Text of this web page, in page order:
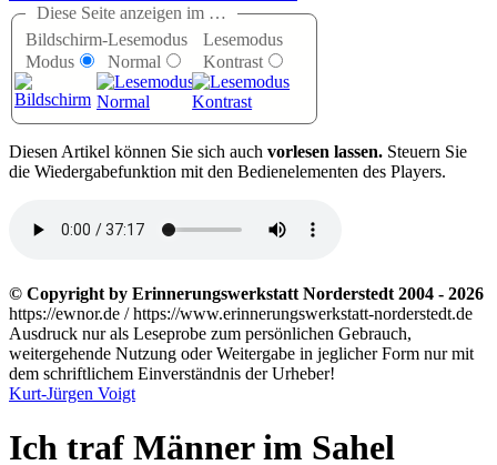
Diese Seite anzeigen im …
Bildschirm-
Modus
Lesemodus
Normal
Lesemodus
Kontrast
Diesen Artikel können Sie sich auch vorlesen lassen. Steuern Sie
die Wiedergabefunktion mit den Bedienelementen des Players.
© Copyright by Erinnerungswerkstatt Norderstedt 2004 - 2026
https://ewnor.de / https://www.erinnerungswerkstatt-norderstedt.de
Ausdruck nur als Leseprobe zum persönlichen Gebrauch,
weitergehende Nutzung oder Weitergabe in jeglicher Form nur mit
dem schriftlichem Einverständnis der Urheber!
Kurt-Jürgen Voigt
Ich traf Männer im Sahel